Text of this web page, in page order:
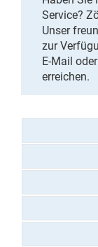
Service?
Unser
zur
E-Mail
erreichen.